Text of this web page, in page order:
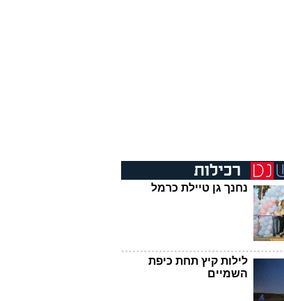
נחנך גן טיילת כרמל
לילות קיץ תחת כיפת
השמיים